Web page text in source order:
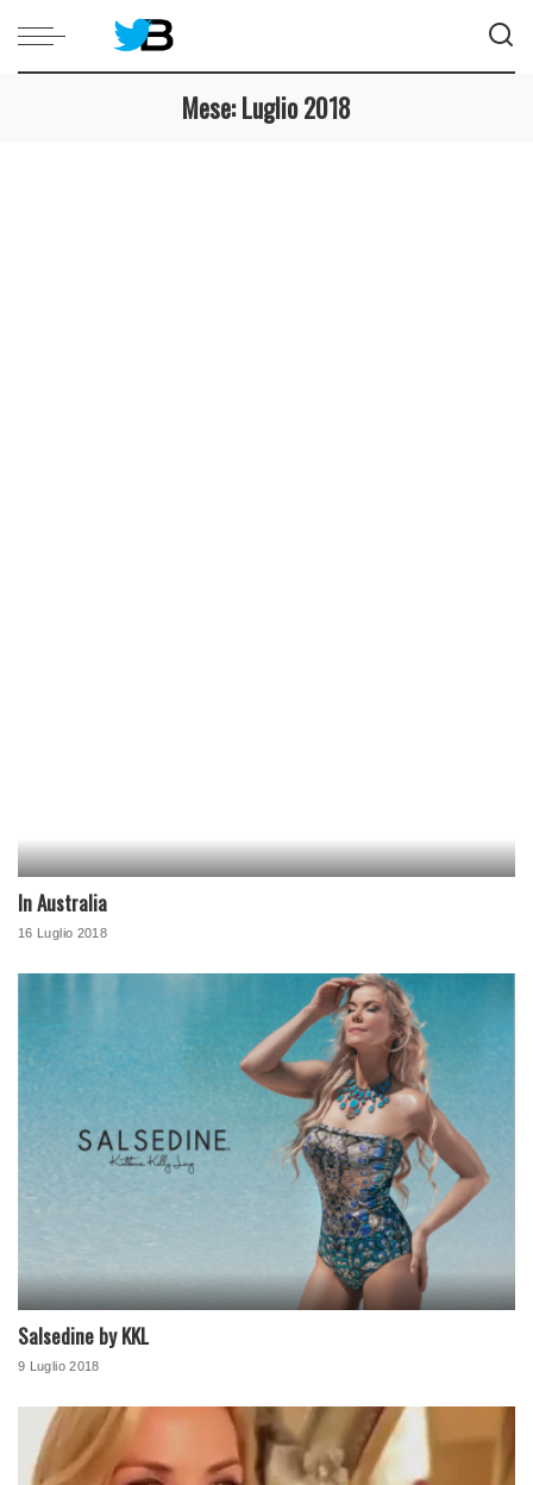
Mese:Luglio 2018
In Australia
16 Luglio 2018
Salsedine by KKL
9 Luglio 2018